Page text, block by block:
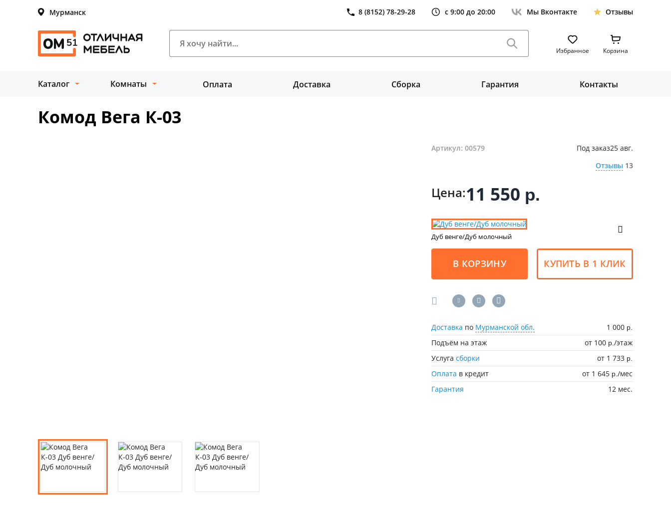
Мурманск 8 (8152) 78-29-28 с 9:00 до 20:00 Мы Вконтакте Отзывы
Избранное Корзина
Каталог Комнаты Оплата Доставка Сборка Гарантия Контакты
Комод Вега К-03
Артикул: 00579 Под заказ25 авг.
Отзывы13
Цена:11 550 р.
Дуб венге/Дуб молочный
В КОРЗИНУ КУПИТЬ В 1 КЛИК
Доставка по Мурманской обл. 1 000 р.
Подъём на этаж от 100 р./этаж
Услугасборки от 1 733 р.
Оплата в кредит от 1 645 р./мес
Гарантия
12 мес.